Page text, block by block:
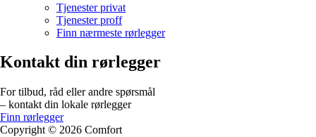
Tjenester privat
Tjenester proff
Finn nærmeste rørlegger
Kontakt din rørlegger
For tilbud, råd eller andre spørsmål
– kontakt din lokale rørlegger
Finn rørlegger
Copyright © 2026 Comfort